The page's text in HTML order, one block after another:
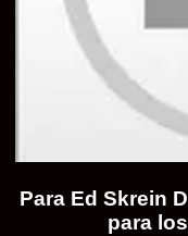
Para Ed Skrein
para